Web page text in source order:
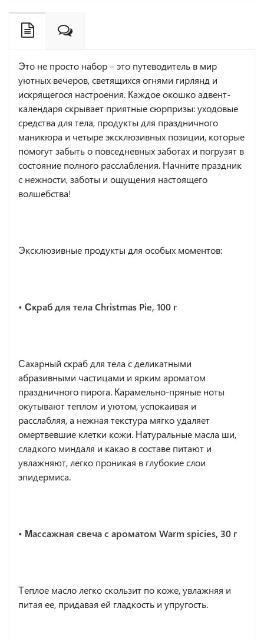
Это не просто набор – это путеводитель в мир
уютных вечеров, светящихся огнями гирлянд и
искрящегося настроения. Каждое окошко адвент-
календаря скрывает приятные сюрпризы: уходовые
средства для тела, продукты для праздничного
маникюра и четыре эксклюзивных позиции, которые
помогут забыть о повседневных заботах и погрузят в
состояние полного расслабления. Начните праздник
с нежности, заботы и ощущения настоящего
волшебства!
Эксклюзивные продукты для особых моментов:
• Скраб для тела Christmas Pie, 100 г
Сахарный скраб для тела с деликатными
абразивными частицами и ярким ароматом
праздничного пирога. Карамельно-пряные ноты
окутывают теплом и уютом, успокаивая и
расслабляя, а нежная текстура мягко удаляет
омертвевшие клетки кожи. Натуральные масла ши,
сладкого миндаля и какао в составе питают и
увлажняют, легко проникая в глубокие слои
эпидермиса.
• Массажная свеча с ароматом Warm spicies, 30 г
Теплое масло легко скользит по коже, увлажняя и
питая ее, придавая ей гладкость и упругость.